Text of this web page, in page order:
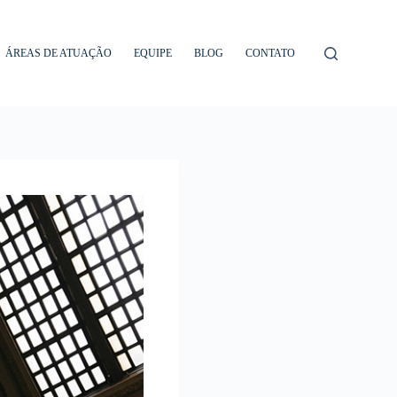
ÁREAS DE ATUAÇÃO EQUIPE BLOG CONTATO